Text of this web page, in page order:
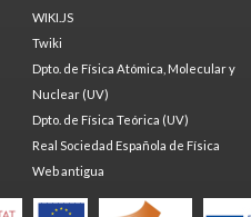
WIKI.JS
Twiki
Dpto. de Física Atómica, Molecular y
Nuclear (UV)
Dpto. de Física Teórica (UV)
Real Sociedad Española de Física
Web antigua